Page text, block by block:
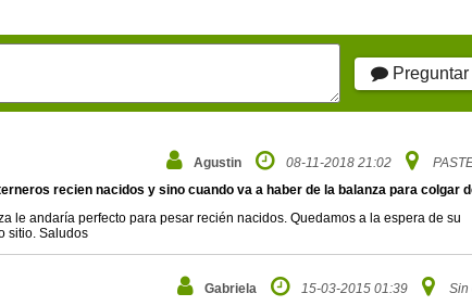
Preguntar
Agustin 08-11-2018 21:02
recien nacidos y sino cuando va a haber de la balanza para colgar
le andaría perfecto para pesar recién nacidos. Quedamos a la espera de su
sitio. Saludos
Gabriela 15-03-2015 01:39
Sin